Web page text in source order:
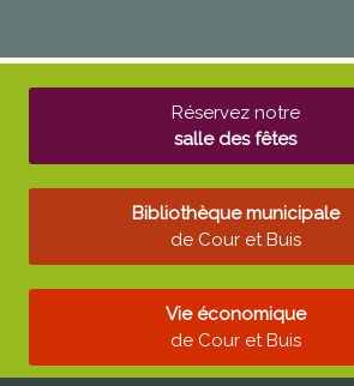
Réservez notre
salle des fêtes
Bibliothèque municipale
de Cour et Buis
Vie économique
de Cour et Buis